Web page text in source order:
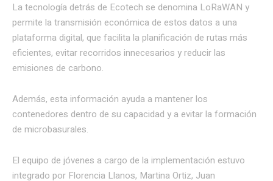
La tecnología detrás de Ecotech se denomina LoRaWAN y
permite la transmisión económica de estos datos a una
plataforma digital, que facilita la planificación de rutas más
eficientes, evitar recorridos innecesarios y reducir las
emisiones de carbono.
Además, esta información ayuda a mantener los
contenedores dentro de su capacidad y a evitar la formación
de microbasurales.
El equipo de jóvenes a cargo de la implementación estuvo
integrado por Florencia Llanos, Martina Ortiz, Juan